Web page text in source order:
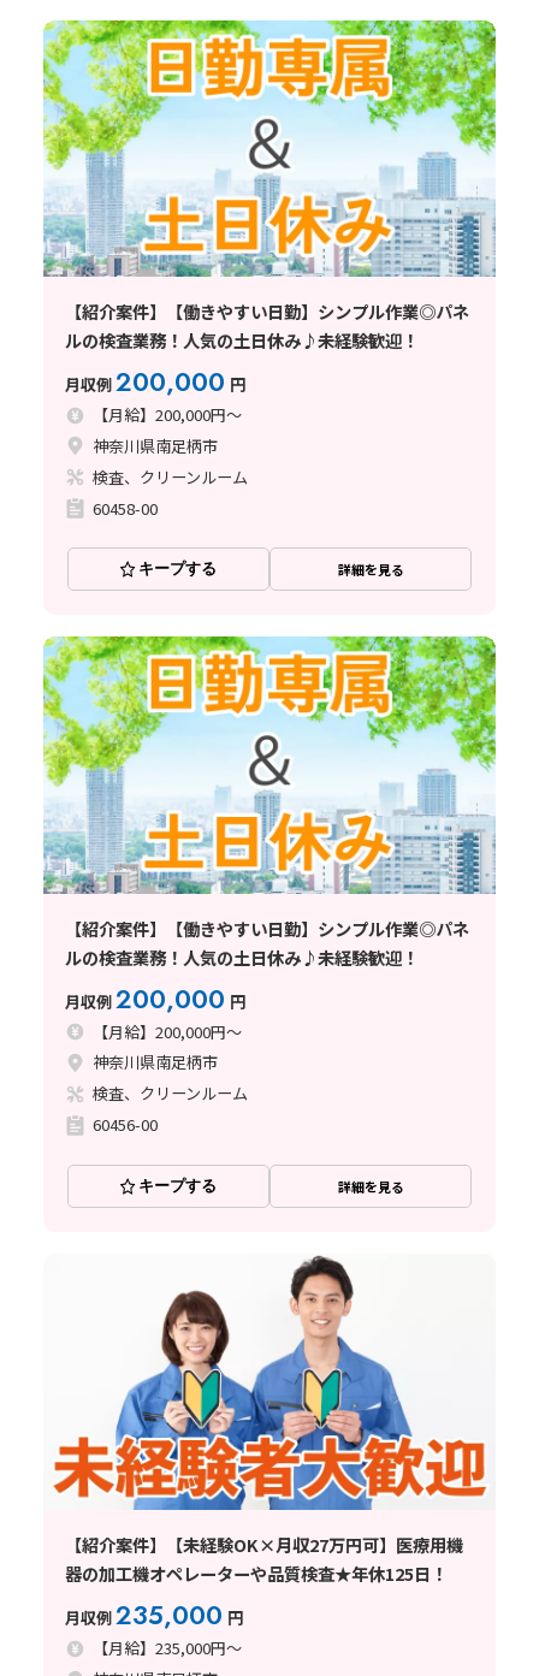
【紹介案件】【働きやすい日勤】シンプル作業◎パネ
ルの検査業務！人気の土日休み♪未経験歓迎！
月収例200,000 円
【月給】200,000円～
神奈川県南足柄市
検査、クリーンルーム
60458-00
キープする 詳細を見る
【紹介案件】【働きやすい日勤】シンプル作業◎パネ
ルの検査業務！人気の土日休み♪未経験歓迎！
月収例200,000 円
【月給】200,000円～
神奈川県南足柄市
検査、クリーンルーム
60456-00
キープする 詳細を見る
【紹介案件】【未経験OK×月収27万円可】医療用機
器の加工機オペレーターや品質検査★年休125日！
月収例235,000 円
【月給】235,000円～